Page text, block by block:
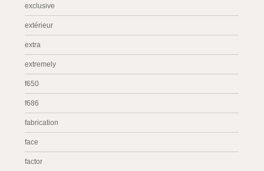
exclusive
extérieur
extra
extremely
f650
f686
fabrication
face
factor